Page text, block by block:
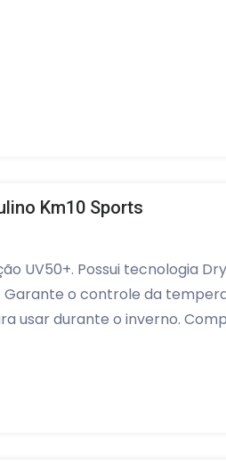
Km10 Sports
UV50+. Possui tecnologia
o controle da
usar durante o inverno.